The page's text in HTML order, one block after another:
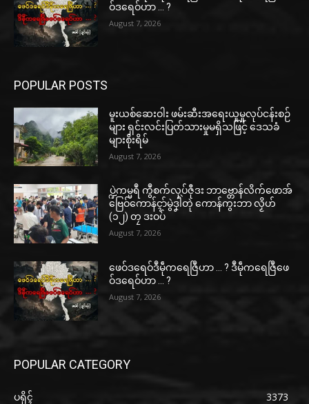
ဝ်ဒရေဝ်ဟာ … ?
August 7, 2026
POPULAR POSTS
မူးယစ်ဆေးဝါး ဖမ်းဆီးအရေးယူမှုလုပ်ငန်းစဉ်
များ ရှင်းလင်းပြတ်သားမှုမရှိသဖြင့် ဒေသခံ
များစိုးရိမ်
August 7, 2026
ပ္ဍဲကမ္မရဳ ကွဳစက်လုပ်ဇီုဒး ဘာဗ္တောန်လိက်ဖောအ်
ဗြေဝ်ကောန်ၚာ်မွဲဒၞါဲတုဲ ကောန်ကွးဘာ လၟိဟ်
(၁၂) တၠ ဒးဝပ်
August 7, 2026
ဖေဝ်ဒရေဝ်ဒဳမဵုကရေဇြဳဟာ … ? ဒဳမဵုကရေဇြဳဖေ
ဝ်ဒရေဝ်ဟာ … ?
August 7, 2026
POPULAR CATEGORY
ပရိုၚ်
3373